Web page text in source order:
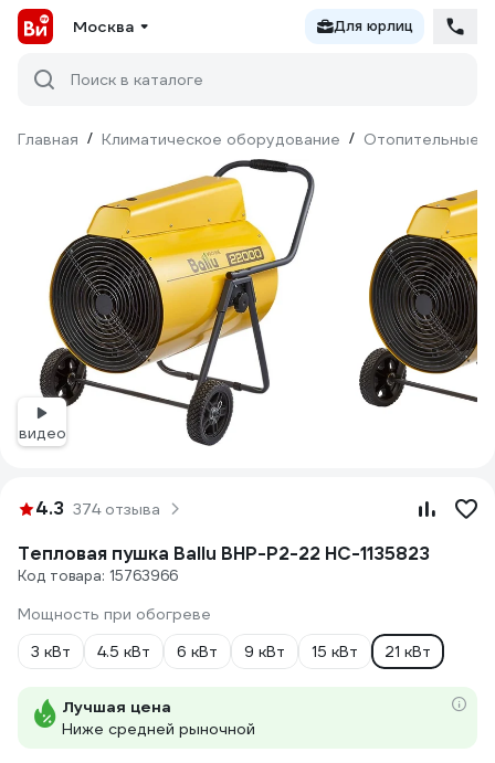
Москва Для юрлиц
Поиск в каталоге
Главная / Климатическое оборудование / Отопительные
видео
4.3 374 отзыва
Тепловая пушка Ballu BHP-P2-22 НС-1135823
Код товара: 15763966
Мощность при обогреве
3 кВт
4.5 кВт 6 кВт 9 кВт 15 кВт 21 кВт
Лучшая цена
Ниже средней рыночной